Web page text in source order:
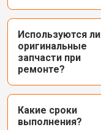
Используются ли
оригинальные
запчасти при
ремонте?
Какие сроки
выполнения?